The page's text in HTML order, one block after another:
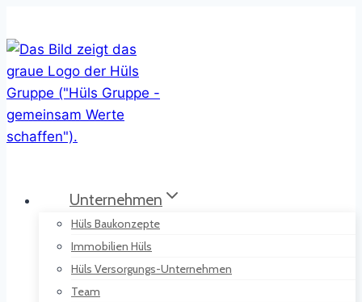
Inhalt
springen
Unternehmen
Hüls Baukonzepte
Immobilien Hüls
Hüls Versorgungs-Unternehmen
Team